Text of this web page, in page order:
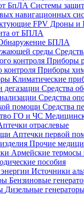
Системы
FPV Дроны и
от БПЛА
БПЛА
Приборы
Приборы
Климатические
Средства
Средства
Средства
отраслевые
Аптечки первой
Прочие
Армейские термосы
пособия
Источники
Бензиновые
Дизельные